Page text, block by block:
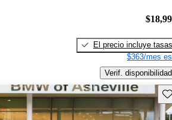
El precio incluye tasas
$363/mes
Verif. disponibilidad